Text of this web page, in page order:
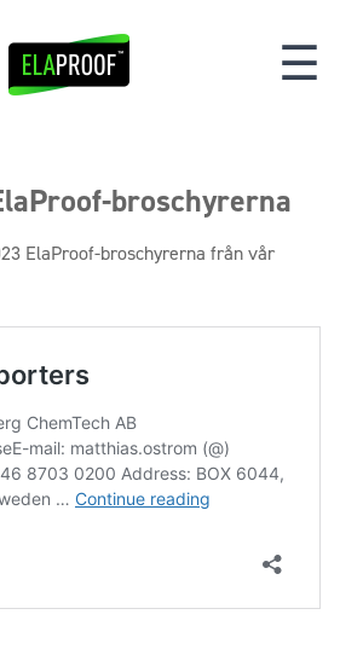
☰
broschyrerna
ElaProof-broschyrerna från vår